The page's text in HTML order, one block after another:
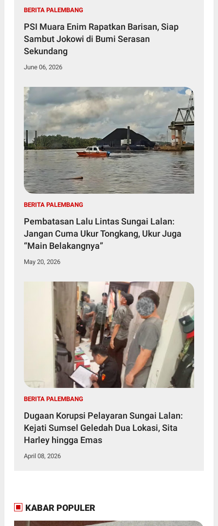
BERITA PALEMBANG
PSI Muara Enim Rapatkan Barisan, Siap
Sambut Jokowi di Bumi Serasan
Sekundang
June 06, 2026
BERITA PALEMBANG
Pembatasan Lalu Lintas Sungai Lalan:
Jangan Cuma Ukur Tongkang, Ukur Juga
“Main Belakangnya”
May 20, 2026
BERITA PALEMBANG
Dugaan Korupsi Pelayaran Sungai Lalan:
Kejati Sumsel Geledah Dua Lokasi, Sita
Harley hingga Emas
April 08, 2026
KABAR POPULER